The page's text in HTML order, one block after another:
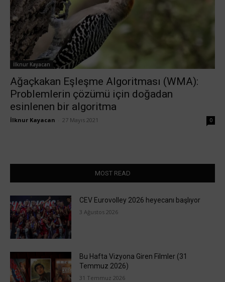
İlknur Kayacan
Ağaçkakan Eşleşme Algoritması (WMA):
Problemlerin çözümü için doğadan
esinlenen bir algoritma
İlknur Kayacan 27 Mayıs 2021 0
MOST READ
CEV Eurovolley 2026 heyecanı başlıyor
3 Ağustos 2026
Bu Hafta Vizyona Giren Filmler (31
Temmuz 2026)
31 Temmuz 2026